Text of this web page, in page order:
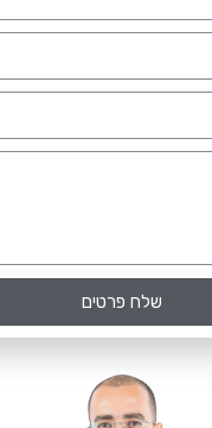
שלח פרטים